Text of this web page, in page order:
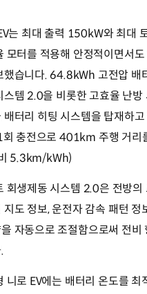
는 최대 출력 150kW와 최대
모터를 적용해 안정적이면서
했습니다. 64.8kWh 고전압 배
스템 2.0을 비롯한 고효율 난방
배터리 히팅 시스템을 탑재하
충전으로 401km 주행 거리
5.3km/kWh)
회생제동 시스템 2.0은 전방의
지도 정보, 운전자 감속 패턴 정
자동으로 조절함으로써 전비
니로 EV에는 배터리 온도를 최